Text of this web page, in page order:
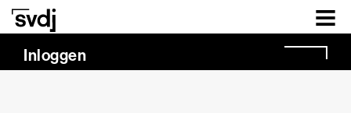
Naar hoofdinhoud
Inloggen